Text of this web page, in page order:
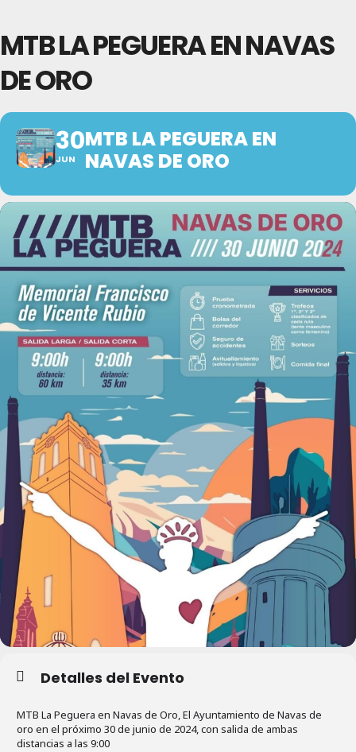
MTB LA PEGUERA EN NAVAS
DE ORO
30
JUN
MTB LA PEGUERA EN
NAVAS DE ORO
Detalles del Evento
MTB La Peguera en Navas de Oro, El Ayuntamiento de Navas de
oro en el próximo 30 de junio de 2024, con salida de ambas
distancias a las 9:00